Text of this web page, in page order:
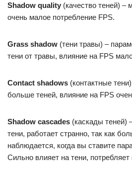
Shadow quality (качество теней) –
очень малое потребление FPS.
Grass shadow (тени травы) –
тени от травы, влияние на FPS
Contact shadows (контактные
больше теней, влияние на FPS
Shadow cascades (каскады теней)
тени, работает странно, так как
наблюдается, когда вы ставите
Сильно влияет на тени, потребляет